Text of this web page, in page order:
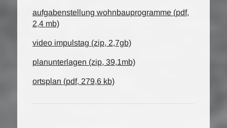
aufgabenstellung wohnbauprogramme (pdf,
2,4 mb)
video impulstag (zip, 2,7gb)
planunterlagen (zip, 39,1mb)
ortsplan (pdf, 279,6 kb)